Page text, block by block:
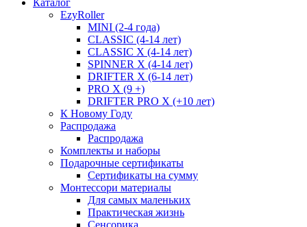
Каталог
EzyRoller
MINI (2-4 года)
CLASSIC (4-14 лет)
CLASSIC X (4-14 лет)
SPINNER X (4-14 лет)
DRIFTER X (6-14 лет)
PRO X (9 +)
DRIFTER PRO X (+10 лет)
К Новому Году
Распродажа
Распродажа
Комплекты и наборы
Подарочные сертификаты
Сертификаты на сумму
Монтессори материалы
Для самых маленьких
Практическая жизнь